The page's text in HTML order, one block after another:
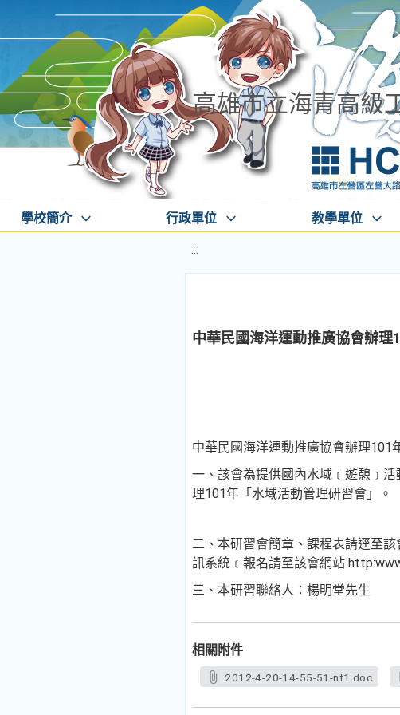
高雄市立海青高級
學校簡介 行政單位 教學單位
:::
中華民國海洋運動推廣協會辦理
中華民國海洋運動推廣協會辦理101
一、該會為提供國內水域﹝遊憩﹞
理101年「水域活動管理研習會」。
二、本研習會簡章、課程表請逕至
訊系統﹝報名請至該會網站
三、本研習聯絡人：楊明堂先生
相關附件
2012-4-20-14-55-51-nf1.doc